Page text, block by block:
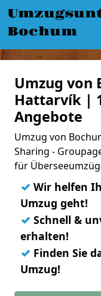
Bochum
Umzug von
Hattarvík |
Angebote
Umzug von
Sharing -
für
✓ Wir helfen
Umzug geht!
✓ Schnell &
erhalten!
✓ Finden Sie
Umzug!